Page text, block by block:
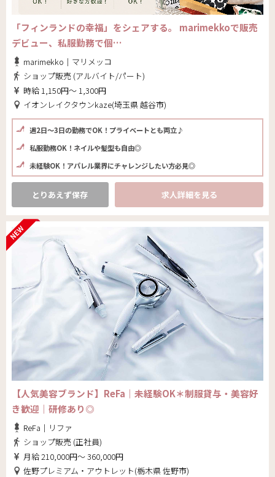
「フィンランドの幸福」をシェアする。 marimekkoで販売
デビュー、私服勤務で個…
marimekko｜マリメッコ
ショップ販売 (アルバイト/パート)
時給 1,150円～ 1,300円
イオンレイクタウンkaze(埼玉県 越谷市)
週2日〜3日の勤務でOK！プライベートとも両立♪
私服勤務OK！ネイルや髪型も自由◎
未経験OK！アパレル業界にチャレンジしたい方必見◎
とりあえず保存 求人詳細を見る
【人気美容ブランド】ReFa｜未経験OK＊制服貸与・美容好
き歓迎｜研修あり◎
ReFa｜リファ
ショップ販売 (正社員)
月給 210,000円～ 360,000円
佐野プレミアム・アウトレット(栃木県 佐野市)